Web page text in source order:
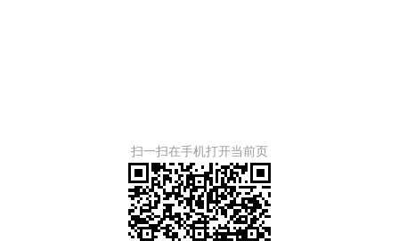
扫一扫在手机打开当前页